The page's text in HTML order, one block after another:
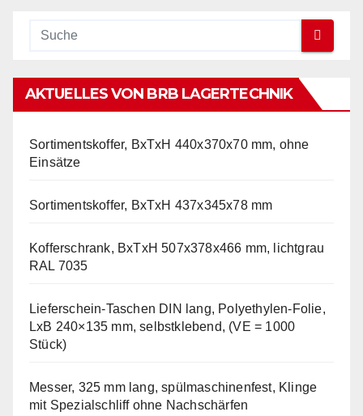
AKTUELLES VON BRB LAGERTECHNIK
Sortimentskoffer, BxTxH 440x370x70 mm, ohne
Einsätze
Sortimentskoffer, BxTxH 437x345x78 mm
Kofferschrank, BxTxH 507x378x466 mm, lichtgrau
RAL 7035
Lieferschein-Taschen DIN lang, Polyethylen-Folie,
LxB 240×135 mm, selbstklebend, (VE = 1000
Stück)
Messer, 325 mm lang, spülmaschinenfest, Klinge
mit Spezialschliff ohne Nachschärfen